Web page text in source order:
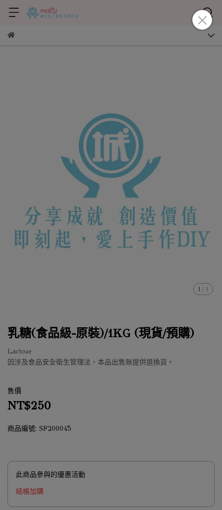
1 / 1
乳糖(食品級-原裝)/1KG (現貨/預購)
Lactose
因涉及食品安全衛生管理法，本品出售無提供退換貨。
售價
NT$250
商品編號: SF200045
此商品參與的優惠活動
結帳加購